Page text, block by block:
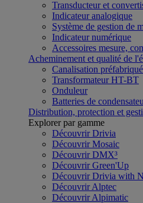
Transducteur et
Indicateur analogique
Système de gestion de
Indicateur numérique
Accessoires mesure,
Acheminement et qualité de
Canalisation
Transformateur HT-BT
Onduleur
Batteries de
Distribution, protection et
Explorer par gamme
Découvrir Drivia
Découvrir Mosaic
Découvrir DMX³
Découvrir Green'Up
Découvrir Drivia with
Découvrir Alptec
Découvrir Alpimatic